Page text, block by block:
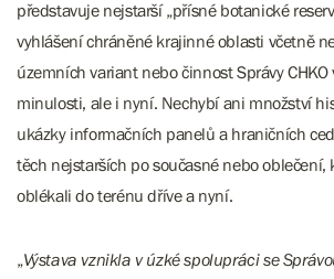
představuje nejstarší „přísné botanické
vyhlášení chráněné krajinné oblasti včetně
územních variant nebo činnost Správy
minulosti, ale i nyní. Nechybí ani množství
ukázky informačních panelů a hraničních
těch nejstarších po současné nebo oblečení,
oblékali do terénu dříve a nyní.
„Výstava vznikla v úzké spolupráci se